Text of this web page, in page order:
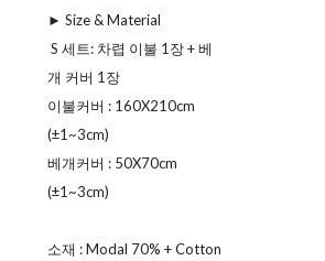
► Size & Material
ㅤ S 세트: 차렵 이불 1장 + 베
개 커버 1장
ㅤ이불커버 : 160X210cm
(±1~3cm)
ㅤ베개커버 : 50X70cm
(±1~3cm)
소재 : Modal 70% + Cotton